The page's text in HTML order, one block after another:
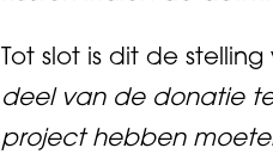
Tot slot is dit de
deel van de donatie
project hebben